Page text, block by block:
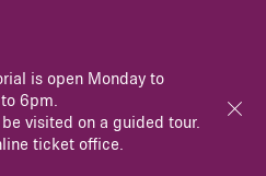
is open Monday to
6pm.
visited on a guided tour.
ticket office.